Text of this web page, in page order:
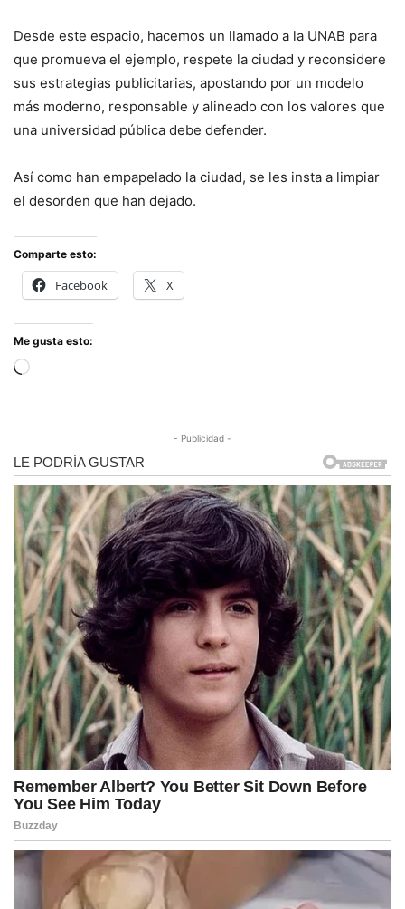
Desde este espacio, hacemos un llamado a la UNAB para
que promueva el ejemplo, respete la ciudad y reconsidere
sus estrategias publicitarias, apostando por un modelo
más moderno, responsable y alineado con los valores que
una universidad pública debe defender.
Así como han empapelado la ciudad, se les insta a limpiar
el desorden que han dejado.
Comparte esto:
Facebook X
Me gusta esto:
Cargando...
- Publicidad -